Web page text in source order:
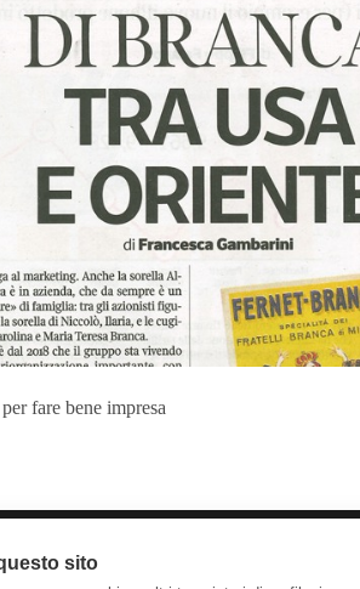
fare bene impresa
sito